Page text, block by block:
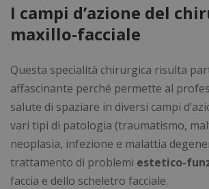
I campi d’azione del
maxillo-facciale
Questa specialità chirurgica risulta
affascinante perché permette al
salute di spaziare in diversi campi
vari tipi di patologia (traumatismo,
neoplasia, infezione e malattia
trattamento di problemi estetico-
faccia e dello scheletro facciale.